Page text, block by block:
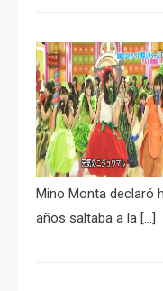
Mino Monta declaró
años saltaba a la […]